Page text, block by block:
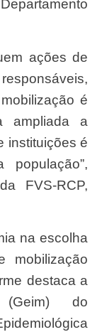
é
ampliada a
instituições é
FVS-RCP,
mobilização
destaca a
(Geim) do